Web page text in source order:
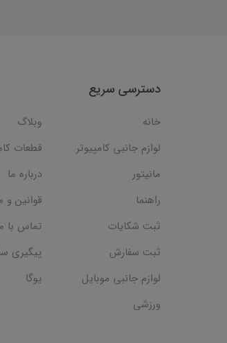
دسترسی سریع
خانه
وبلاگ
لوازم جانبی کامپیوتر
قطعات
مانیتور
درباره ما
راهنما
قوانین و
ثبت شکایات
تماس با
ثبت سفارش
پیگیری
لوازم جانبی موبایل
یوگا
ورزشی